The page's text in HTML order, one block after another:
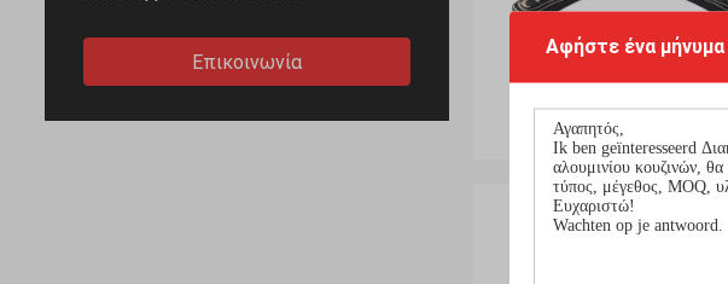
Αφήστε ένα μήνυμα
Επικοινωνία